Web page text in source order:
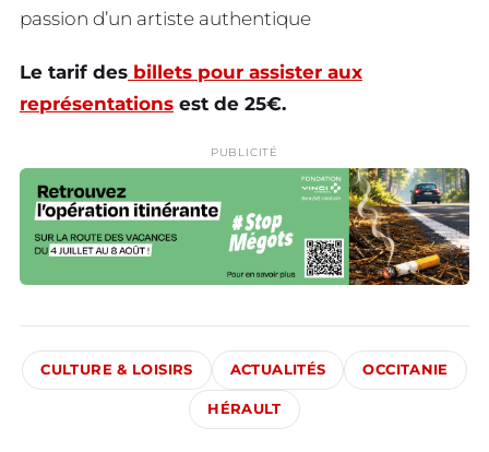
passion d’un artiste authentique
Le tarif des billets pour assister aux
représentations est de 25€.
PUBLICITÉ
CULTURE & LOISIRS ACTUALITÉS OCCITANIE
HÉRAULT